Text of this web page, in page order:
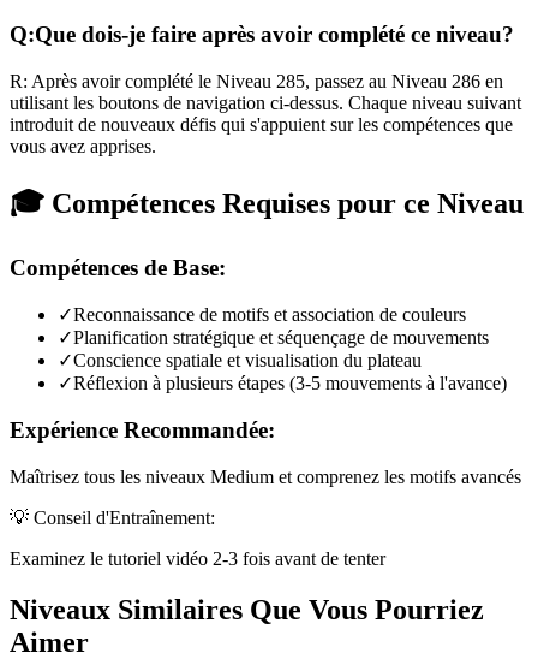
Q:Que dois-je faire après avoir complété ce niveau?
R: Après avoir complété le Niveau 285, passez au Niveau 286 en
utilisant les boutons de navigation ci-dessus. Chaque niveau suivant
introduit de nouveaux défis qui s'appuient sur les compétences que
vous avez apprises.
🎓 Compétences Requises pour ce Niveau
Compétences de Base:
✓Reconnaissance de motifs et association de couleurs
✓Planification stratégique et séquençage de mouvements
✓Conscience spatiale et visualisation du plateau
✓Réflexion à plusieurs étapes (3-5 mouvements à l'avance)
Expérience Recommandée:
Maîtrisez tous les niveaux Medium et comprenez les motifs avancés
💡 Conseil d'Entraînement:
Examinez le tutoriel vidéo 2-3 fois avant de tenter
Niveaux Similaires Que Vous Pourriez
Aimer